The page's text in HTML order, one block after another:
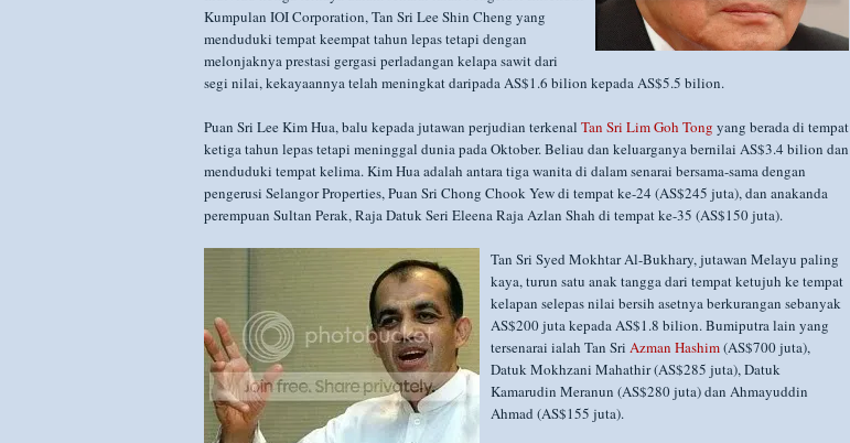
Kumpulan IOI Corporation, Tan Sri Lee Shin Cheng yang
menduduki tempat keempat tahun lepas tetapi dengan
melonjaknya prestasi gergasi perladangan kelapa sawit dari
segi nilai, kekayaannya telah meningkat daripada AS$1.6 bilion kepada AS$5.5 bilion.
Puan Sri Lee Kim Hua, balu kepada jutawan perjudian terkenal Tan Sri Lim Goh Tong yang berada di tempat
ketiga tahun lepas tetapi meninggal dunia pada Oktober. Beliau dan keluarganya bernilai AS$3.4 bilion dan
menduduki tempat kelima. Kim Hua adalah antara tiga wanita di dalam senarai bersama-sama dengan
pengerusi Selangor Properties, Puan Sri Chong Chook Yew di tempat ke-24 (AS$245 juta), dan anakanda
perempuan Sultan Perak, Raja Datuk Seri Eleena Raja Azlan Shah di tempat ke-35 (AS$150 juta).
Tan Sri Syed Mokhtar Al-Bukhary, jutawan Melayu paling
kaya, turun satu anak tangga dari tempat ketujuh ke tempat
kelapan selepas nilai bersih asetnya berkurangan sebanyak
AS$200 juta kepada AS$1.8 bilion. Bumiputra lain yang
tersenarai ialah Tan Sri Azman Hashim(AS$700 juta),
Datuk Mokhzani Mahathir (AS$285 juta), Datuk
Kamarudin Meranun (AS$280 juta) dan Ahmayuddin
Ahmad (AS$155 juta).